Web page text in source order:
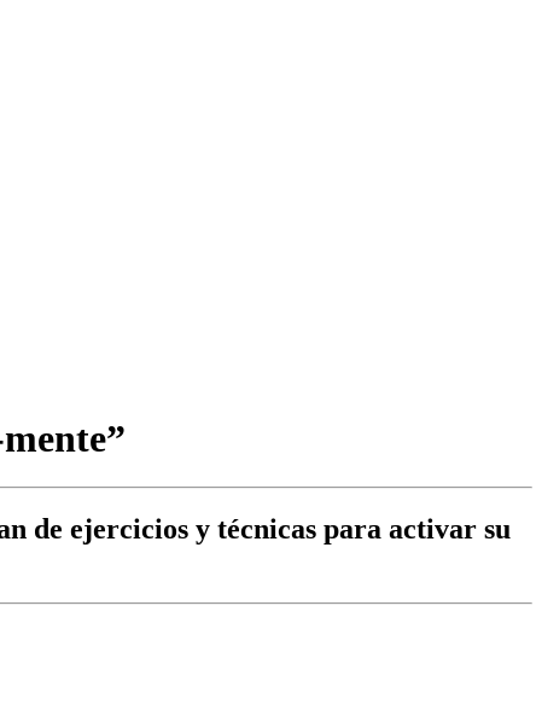
de ejercicios y técnicas para activar su